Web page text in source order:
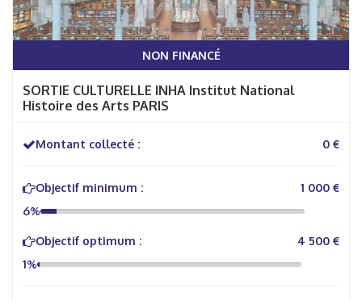
NON FINANCÉ
SORTIE CULTURELLE INHA Institut National
Histoire des Arts PARIS
Montant collecté : 0 €
Objectif minimum :
1 000 €
6%
Objectif optimum :
4 500 €
1%